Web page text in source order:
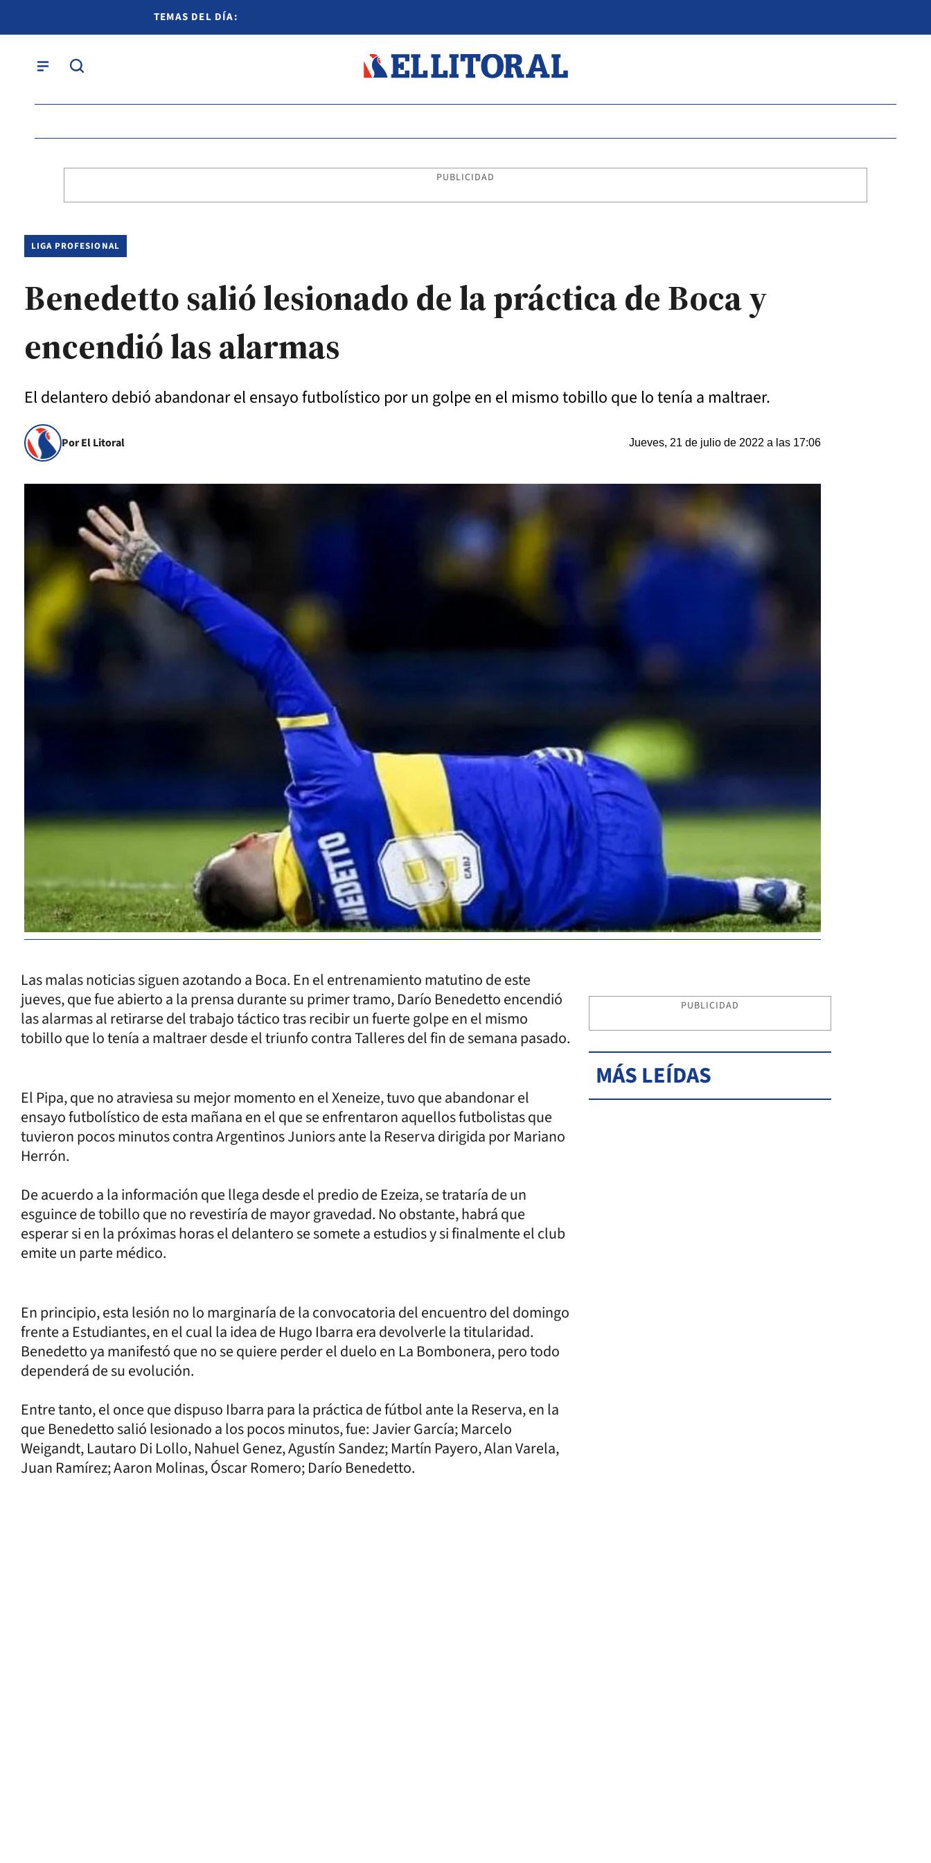
TEMAS DEL DÍA:
PUBLICIDAD
LIGA PROFESIONAL
Benedetto salió lesionado de la práctica de Boca y
encendió las alarmas
El delantero debió abandonar el ensayo futbolístico por un golpe en el mismo tobillo que lo tenía a maltraer.
Por El Litoral Jueves, 21 de julio de 2022 a las 17:06
Las malas noticias siguen azotando a Boca. En el entrenamiento matutino de este
jueves, que fue abierto a la prensa durante su primer tramo, Darío Benedetto encendió
las alarmas al retirarse del trabajo táctico tras recibir un fuerte golpe en el mismo
tobillo que lo tenía a maltraer desde el triunfo contra Talleres del fin de semana pasado.
El Pipa, que no atraviesa su mejor momento en el Xeneize, tuvo que abandonar el
ensayo futbolístico de esta mañana en el que se enfrentaron aquellos futbolistas que
tuvieron pocos minutos contra Argentinos Juniors ante la Reserva dirigida por Mariano
Herrón.
De acuerdo a la información que llega desde el predio de Ezeiza, se trataría de un
esguince de tobillo que no revestiría de mayor gravedad. No obstante, habrá que
esperar si en la próximas horas el delantero se somete a estudios y si finalmente el club
emite un parte médico.
En principio, esta lesión no lo marginaría de la convocatoria del encuentro del domingo
frente a Estudiantes, en el cual la idea de Hugo Ibarra era devolverle la titularidad.
Benedetto ya manifestó que no se quiere perder el duelo en La Bombonera, pero todo
dependerá de su evolución.
Entre tanto, el once que dispuso Ibarra para la práctica de fútbol ante la Reserva, en la
que Benedetto salió lesionado a los pocos minutos, fue: Javier García; Marcelo
Weigandt, Lautaro Di Lollo, Nahuel Genez, Agustín Sandez; Martín Payero, Alan Varela,
Juan Ramírez; Aaron Molinas, Óscar Romero; Darío Benedetto.
PUBLICIDAD
MÁS LEÍDAS